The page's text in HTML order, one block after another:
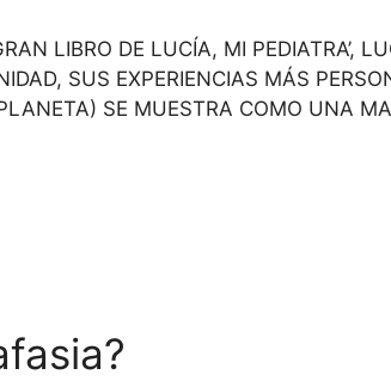
LIBRO DE LUCÍA, MI PEDIATRA’,
SUS EXPERIENCIAS MÁS
SE MUESTRA COMO UNA